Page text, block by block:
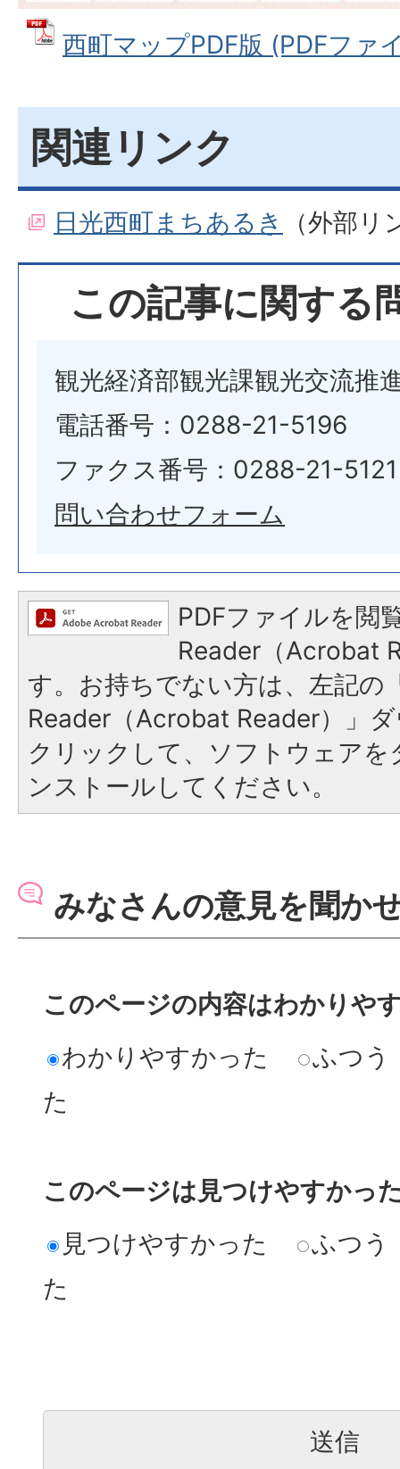
西町マップPDF版 (PDFファ
関連リンク
日光西町まちあるき （外部リ
この記事に関する
観光経済部観光課観光交流推
電話番号：0288-21-5196
ファクス番号：0288-21-5121
問い合わせフォーム
PDFファイルを閲
Reader（Acrobat
す。お持ちでない方は、左記の
Reader（Acrobat Reader）」
クリックして、ソフトウェア
ンストールしてください。
みなさんの意見を聞か
このページの内容はわかりや
わかりやすかった
ふつう
た
このページは見つけやすかっ
見つけやすかった
ふつう
た